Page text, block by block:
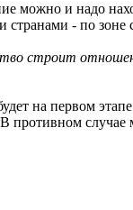
можно и надо
странами - по
строит
на первом
противном